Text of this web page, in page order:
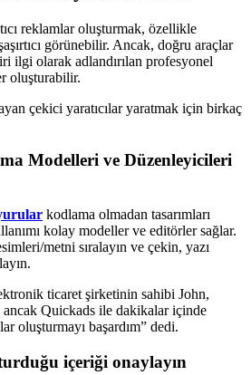
reklamlar oluşturmak, özellikle
görünebilir. Ancak, doğru araçlar
ilgi olarak adlandırılan profesyonel
oluşturabilir.
çekici yaratıcılar yaratmak için birkaç
Modelleri ve Düzenleyicileri
kodlama olmadan tasarımları
kolay modeller ve editörler sağlar.
metni sıralayın ve çekin, yazı
ticaret şirketinin sahibi John,
ancak Quickads ile dakikalar içinde
oluşturmayı başardım” dedi.
içeriği onaylayın